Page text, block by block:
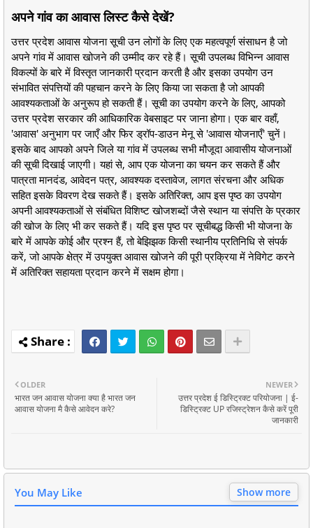
अपने गांव का आवास लिस्ट कैसे देखें?
उत्तर प्रदेश आवास योजना सूची उन लोगों के लिए एक महत्वपूर्ण संसाधन है जो
अपने गांव में आवास खोजने की उम्मीद कर रहे हैं। सूची उपलब्ध विभिन्न आवास
विकल्पों के बारे में विस्तृत जानकारी प्रदान करती है और इसका उपयोग उन
संभावित संपत्तियों की पहचान करने के लिए किया जा सकता है जो आपकी
आवश्यकताओं के अनुरूप हो सकती हैं। सूची का उपयोग करने के लिए, आपको
उत्तर प्रदेश सरकार की आधिकारिक वेबसाइट पर जाना होगा। एक बार वहाँ,
'आवास' अनुभाग पर जाएँ और फिर ड्रॉप-डाउन मेनू से 'आवास योजनाएँ' चुनें।
इसके बाद आपको अपने जिले या गांव में उपलब्ध सभी मौजूदा आवासीय योजनाओं
की सूची दिखाई जाएगी। यहां से, आप एक योजना का चयन कर सकते हैं और
पात्रता मानदंड, आवेदन पत्र, आवश्यक दस्तावेज, लागत संरचना और अधिक
सहित इसके विवरण देख सकते हैं। इसके अतिरिक्त, आप इस पृष्ठ का उपयोग
अपनी आवश्यकताओं से संबंधित विशिष्ट खोजशब्दों जैसे स्थान या संपत्ति के प्रकार
की खोज के लिए भी कर सकते हैं। यदि इस पृष्ठ पर सूचीबद्ध किसी भी योजना के
बारे में आपके कोई और प्रश्न हैं, तो बेझिझक किसी स्थानीय प्रतिनिधि से संपर्क
करें, जो आपके क्षेत्र में उपयुक्त आवास खोजने की पूरी प्रक्रिया में नेविगेट करने
में अतिरिक्त सहायता प्रदान करने में सक्षम होगा।
NEWER
उत्तर प्रदेश ई डिस्ट्रिक्ट परियोजना | ई-
डिस्ट्रिक्ट UP रजिस्ट्रेशन कैसे करें पूरी
जानकारी
OLDER
भारत जन आवास योजना क्या है भारत जन
आवास योजना मै कैसे आवेदन करे?
You May Like Show more